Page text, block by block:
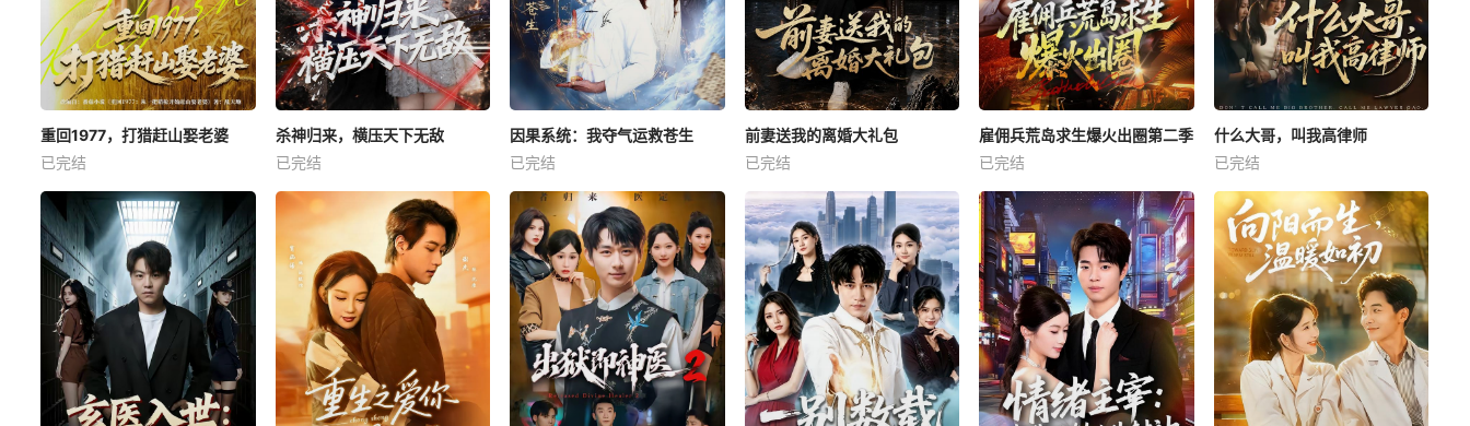
重回1977，打猎赶山娶老婆
已完结
杀神归来，横压天下无敌
已完结
因果系统：我夺气运救苍生
已完结
前妻送我的离婚大礼包
已完结
雇佣兵荒岛求生爆火出圈第二季
已完结
什么大哥，叫我高律师
已完结